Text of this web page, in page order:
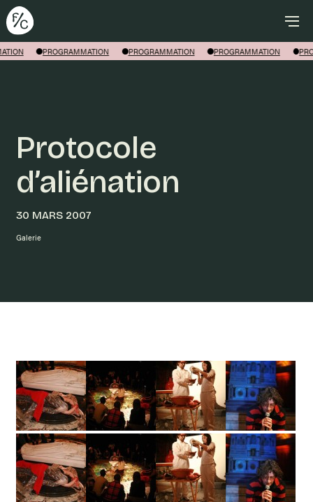
PROGRAMMATION PROGRAMMATION PROGRAMMATION
Rechercher
Protocole
d’aliénation
30 MARS 2007
Galerie